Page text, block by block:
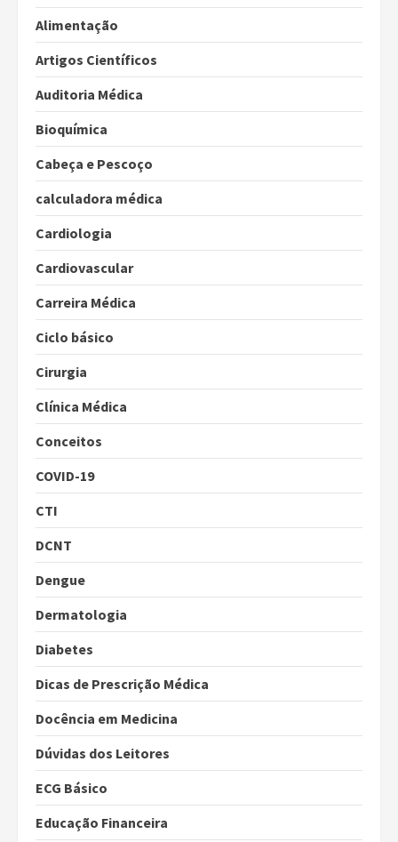
Alimentação
Artigos Científicos
Auditoria Médica
Bioquímica
Cabeça e Pescoço
calculadora médica
Cardiologia
Cardiovascular
Carreira Médica
Ciclo básico
Cirurgia
Clínica Médica
Conceitos
COVID-19
CTI
DCNT
Dengue
Dermatologia
Diabetes
Dicas de Prescrição Médica
Docência em Medicina
Dúvidas dos Leitores
ECG Básico
Educação Financeira